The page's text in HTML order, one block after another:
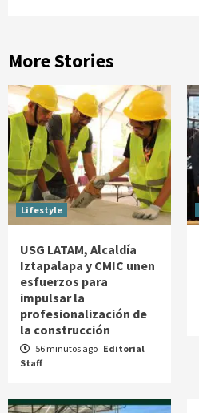
More Stories
Lifestyle
USG LATAM, Alcaldía
Iztapalapa y CMIC unen
esfuerzos para
impulsar la
profesionalización de
la construcción
56 minutos ago Editorial
Staff